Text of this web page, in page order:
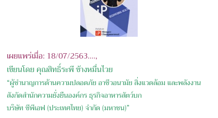
เผยแพร่เมื่อ: 18/07/2563....,
เขียนโดย คุณสิทธิ์ระพี ช้างหมื่นไวย
“ผู้ชำนาญการด้านความปลอดภัย อาชีวอนามัย สิ่งแวดล้อม และพลังงาน
สังกัดสำนักความยั่งยืนองค์กร ธุรกิจอาหารสัตว์บก
บริษัท ซีพีเอฟ (ประเทศไทย) จำกัด (มหาชน)”